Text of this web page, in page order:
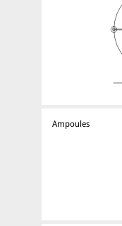
Ampoules